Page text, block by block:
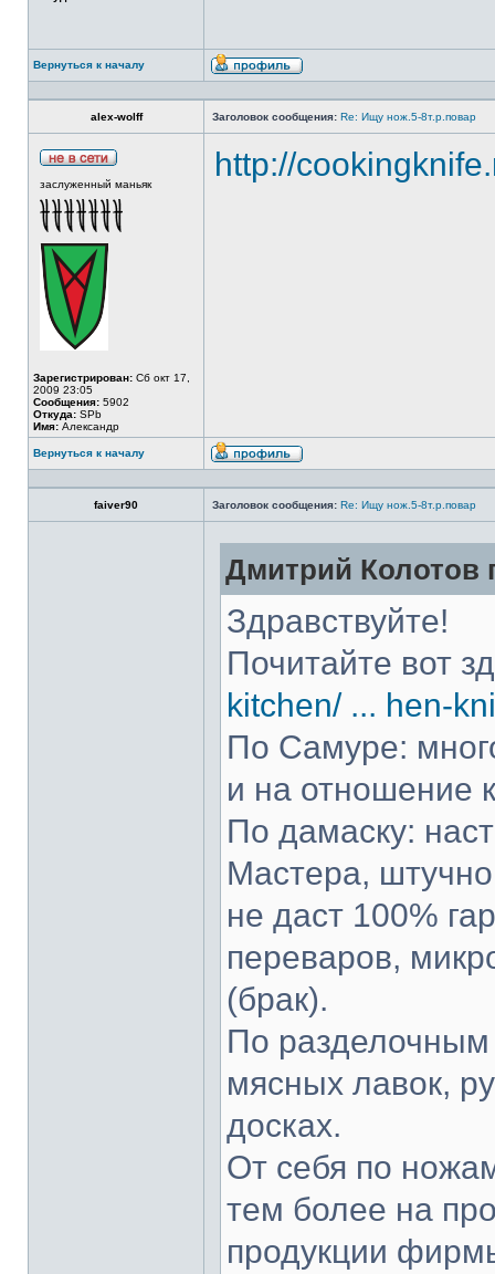
Вернуться к началу
alex-wolff Заголовок сообщения: Re: Ищу нож.5-8т.р.повар
заслуженный маньяк
Зарегистрирован: Сб окт 17,
2009 23:05
Сообщения: 5902
Откуда: SPb
Имя: Александр
http://
Вернуться к началу
faiver90 Заголовок сообщения: Re: Ищу нож.5-8т.р.повар
Дмитрий Колотов
Здравствуйте!
Почитайте вот
kitchen/ ... hen-
По Самуре:
и на отношение
По дамаску:
Мастера,
не даст 100%
переваров,
(брак).
По разделочным
мясных лавок,
досках.
От себя по
тем более на
продукции